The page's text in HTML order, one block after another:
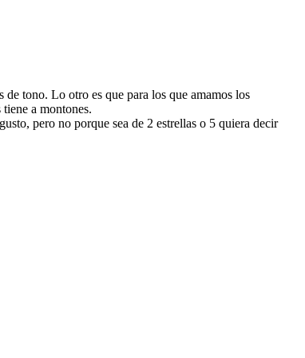
de tono. Lo otro es que para los que amamos los
a montones.
pero no porque sea de 2 estrellas o 5 quiera decir